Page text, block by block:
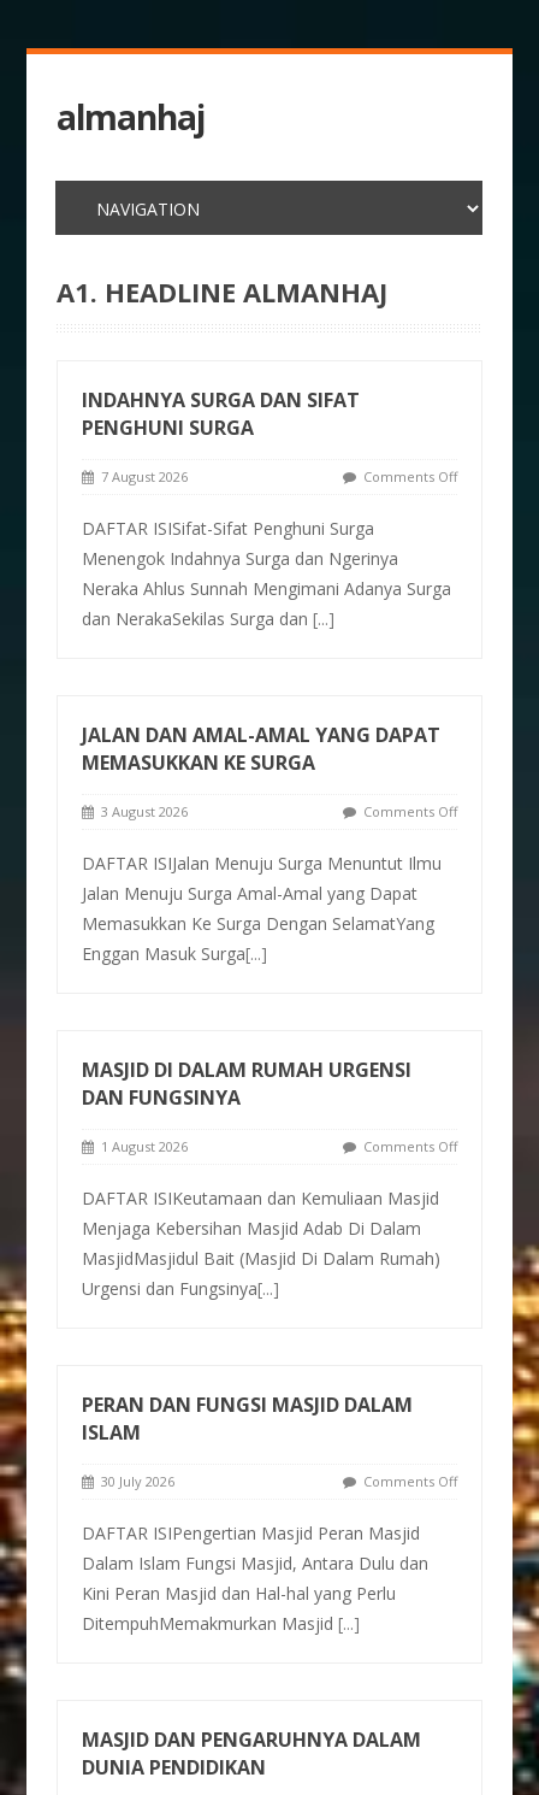
almanhaj
A1. HEADLINE ALMANHAJ
INDAHNYA SURGA DAN SIFAT
PENGHUNI SURGA
7 August 2026 Comments Off
DAFTAR ISISifat-Sifat Penghuni Surga
Menengok Indahnya Surga dan Ngerinya
Neraka Ahlus Sunnah Mengimani Adanya Surga
dan NerakaSekilas Surga dan[...]
JALAN DAN AMAL-AMAL YANG DAPAT
MEMASUKKAN KE SURGA
3 August 2026 Comments Off
DAFTAR ISIJalan Menuju Surga Menuntut Ilmu
Jalan Menuju Surga Amal-Amal yang Dapat
Memasukkan Ke Surga Dengan SelamatYang
Enggan Masuk Surga[...]
MASJID DI DALAM RUMAH URGENSI
DAN FUNGSINYA
1 August 2026 Comments Off
DAFTAR ISIKeutamaan dan Kemuliaan Masjid
Menjaga Kebersihan Masjid Adab Di Dalam
MasjidMasjidul Bait (Masjid Di Dalam Rumah)
Urgensi dan Fungsinya[...]
PERAN DAN FUNGSI MASJID DALAM
ISLAM
30 July 2026 Comments Off
DAFTAR ISIPengertian Masjid Peran Masjid
Dalam Islam Fungsi Masjid, Antara Dulu dan
Kini Peran Masjid dan Hal-hal yang Perlu
DitempuhMemakmurkan Masjid[...]
MASJID DAN PENGARUHNYA DALAM
DUNIA PENDIDIKAN